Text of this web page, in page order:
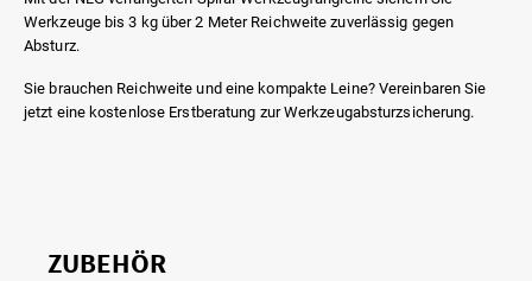
Werkzeuge bis 3 kg über 2 Meter Reichweite zuverlässig gegen
Absturz.
Sie brauchen Reichweite und eine kompakte Leine? Vereinbaren Sie
jetzt eine kostenlose Erstberatung zur Werkzeugabsturzsicherung.
ZUBEHÖR